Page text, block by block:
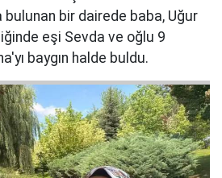
bulunan bir dairede baba, Uğur
eşi Sevda ve oğlu 9
baygın halde buldu.